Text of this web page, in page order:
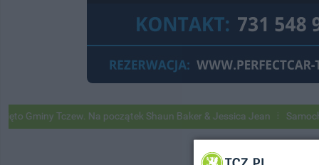
Gminy Tczew. Na początek Shaun Baker & Jessica Jean